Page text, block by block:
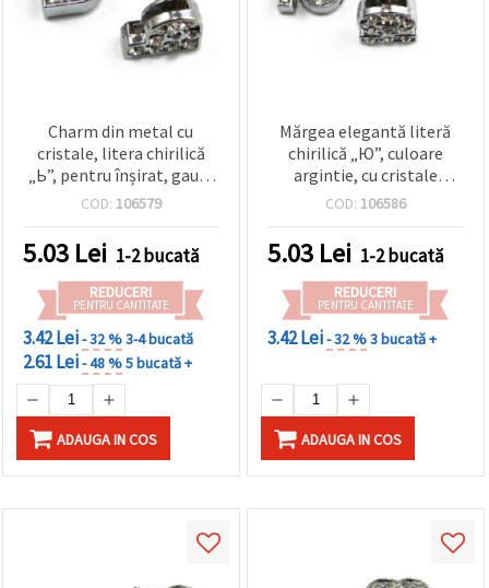
Charm din metal cu
cristale, litera chirilică
„Ь”, pentru înșirat, gaură
8 mm, culoare argintie,
handmade
COD: 106579
5.03 Lei 1-2 bucată
REDUCERI
PENTRU CANTITATE
3.42 Lei- 32 %3-4 bucată
2.61 Lei- 48 %5 bucată +
ADAUGA IN COS
Mărgea elegantă literă
chirilică „Ю”, culoare
argintie, cu cristale
strălucitoare, gaură 8 mm
bijuterii handmade
COD: 106586
5.03 Lei 1-2 bucată
REDUCERI
PENTRU CANTITATE
3.42 Lei- 32 %3 bucată +
ADAUGA IN COS